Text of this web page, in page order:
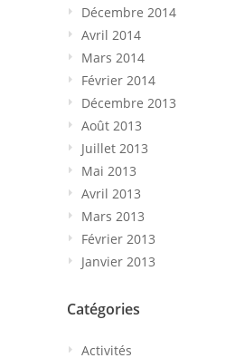
Décembre 2014
Avril 2014
Mars 2014
Février 2014
Décembre 2013
Août 2013
Juillet 2013
Mai 2013
Avril 2013
Mars 2013
Février 2013
Janvier 2013
Catégories
Activités